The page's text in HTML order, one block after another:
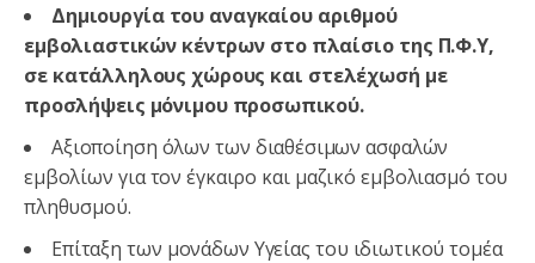
Δημιουργία του αναγκαίου αριθμού
εμβολιαστικών κέντρων στο πλαίσιο της Π.Φ.Υ,
σε κατάλληλους χώρους και στελέχωσή με
προσλήψεις μόνιμου προσωπικού.
Αξιοποίηση όλων των διαθέσιμων ασφαλών
εμβολίων για τον έγκαιρο και μαζικό εμβολιασμό του
πληθυσμού.
Επίταξη των μονάδων Υγείας του ιδιωτικού τομέα